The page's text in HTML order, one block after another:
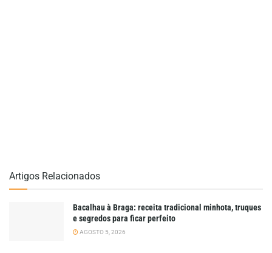
Artigos Relacionados
Bacalhau à Braga: receita tradicional minhota, truques
e segredos para ficar perfeito
AGOSTO 5, 2026